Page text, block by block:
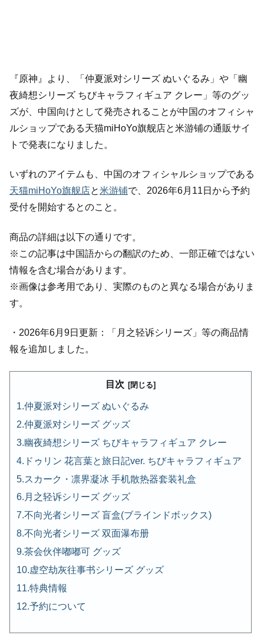
『原神』より、「仲夏派对シリーズ ぬいぐるみ」や「幽
夜綺想シリーズ ちびキャラフィギュア クレー」等のグッ
ズが、中国向けとして発売されることが中国のオフィシャ
ルショップである天猫miHoYo旗舰店と米游铺の通販サイ
トで発表になりました。
いずれのアイテムも、中国のオフィシャルショップである
天猫miHoYo旗舰店と米游铺で、2026年6月11日から予約
受付を開始するとのこと。
商品の詳細は以下の通りです。
※この記事は中国語からの翻訳のため、一部正確ではない
情報を含む場合があります。
※画像は参考用であり、実際のものと異なる場合がありま
す。
・2026年6月9日更新：「月之轻诉シリーズ」等の商品情
報を追加しました。
目次
仲夏派对シリーズ ぬいぐるみ
仲夏派对シリーズ グッズ
幽夜綺想シリーズ ちびキャラフィギュア クレー
ドゥリン 花言葉と旅日記ver. ちびキャラフィギュア
スカーク・凛界凝冰 手机散热器套装礼盒
月之轻诉シリーズ グッズ
不向光者シリーズ 盲盒(ブラインドボックス)
不向光者シリーズ 双面瀑布册
茶会伙伴嘟嘟可 グッズ
虚空劫灰往事书シリーズ グッズ
特典情報
予約について